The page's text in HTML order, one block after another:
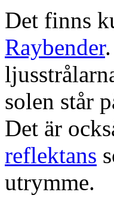
Det finns
Raybender
solen står
Det är
reflektans
utrymme.